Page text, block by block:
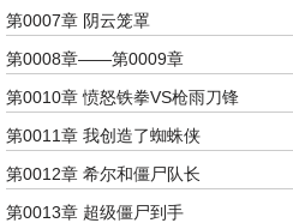
第0007章 阴云笼罩
第0008章——第0009章
第0010章 愤怒铁拳VS枪雨刀锋
第0011章 我创造了蜘蛛侠
第0012章 希尔和僵尸队长
第0013章 超级僵尸到手